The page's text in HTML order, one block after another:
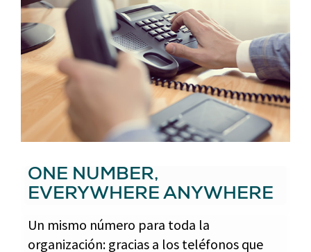
ONE NUMBER,
EVERYWHERE ANYWHERE
Un mismo número para toda la
organización: gracias a los teléfonos que